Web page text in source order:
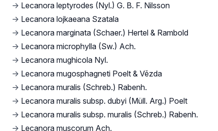
→ Lecanora leptyrodes (Nyl.) G. B. F. Nilsson
→ Lecanora lojkaeana Szatala
→ Lecanora marginata (Schaer.) Hertel & Rambold
→ Lecanora microphylla (Sw.) Ach.
→ Lecanora mughicola Nyl.
→ Lecanora mugosphagneti Poelt & Vězda
→ Lecanora muralis (Schreb.) Rabenh.
→ Lecanora muralis subsp. dubyi (Müll. Arg.) Poelt
→ Lecanora muralis subsp. muralis (Schreb.) Rabenh.
→ Lecanora muscorum Ach.